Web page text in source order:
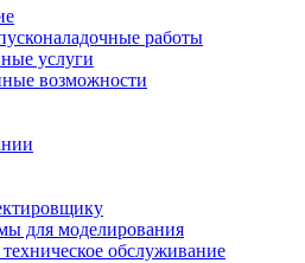
работы
услуги
возможности
для моделирования
обслуживание